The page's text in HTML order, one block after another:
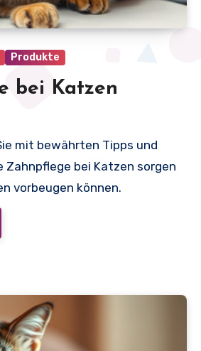
Produkte
bei Katzen
Zahnpflege bei Katzen sorgen
vorbeugen können.